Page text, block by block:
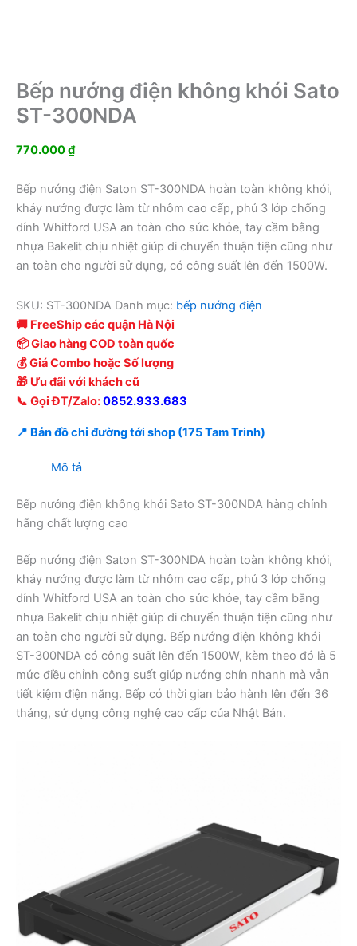
Bếp nướng điện không khói Sato
ST-300NDA
770.000₫
Bếp nướng điện Saton ST-300NDA hoàn toàn không khói,
kháy nướng được làm từ nhôm cao cấp, phủ 3 lớp chống
dính Whitford USA an toàn cho sức khỏe, tay cầm bằng
nhựa Bakelit chịu nhiệt giúp di chuyển thuận tiện cũng như
an toàn cho người sử dụng, có công suất lên đến 1500W.
SKU: ST-300NDA Danh mục: bếp nướng điện
🚚 FreeShip các quận Hà Nội
📦 Giao hàng COD toàn quốc
💰 Giá Combo hoặc Số lượng
🎁 Ưu đãi với khách cũ
📞 Gọi ĐT/Zalo:0852.933.683
📍 Bản đồ chỉ đường tới shop (175 Tam Trinh)
Mô tả
Bếp nướng điện không khói Sato ST-300NDA hàng chính
hãng chất lượng cao
Bếp nướng điện Saton ST-300NDA hoàn toàn không khói,
kháy nướng được làm từ nhôm cao cấp, phủ 3 lớp chống
dính Whitford USA an toàn cho sức khỏe, tay cầm bằng
nhựa Bakelit chịu nhiệt giúp di chuyển thuận tiện cũng như
an toàn cho người sử dụng. Bếp nướng điện không khói
ST-300NDA có công suất lên đến 1500W, kèm theo đó là 5
mức điều chỉnh công suất giúp nướng chín nhanh mà vẫn
tiết kiệm điện năng. Bếp có thời gian bảo hành lên đến 36
tháng, sử dụng công nghệ cao cấp của Nhật Bản.